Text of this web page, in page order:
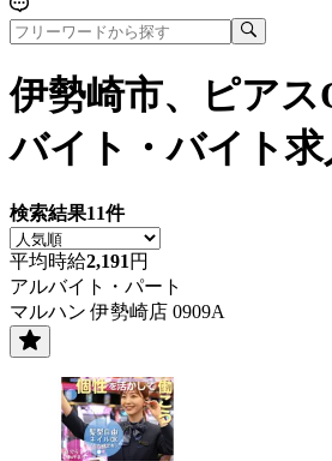
伊勢崎市、ピア
バイト・バイト求
検索結果11件
平均時給2,191 円
アルバイト・パート
マルハン 伊勢崎店 0909A